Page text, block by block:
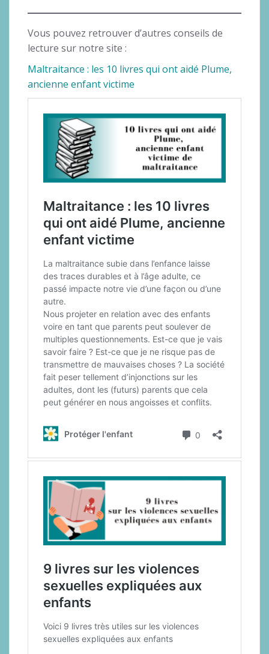
Vous pouvez retrouver d’autres conseils de
lecture sur notre site :
Maltraitance : les 10 livres qui ont aidé Plume,
ancienne enfant victime